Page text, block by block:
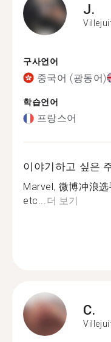
J.
구사언어
중국어 (광동어)
학습언어
프랑스어
이야기하고 싶은
Marvel, 微博冲浪
etc...더 보기
C.